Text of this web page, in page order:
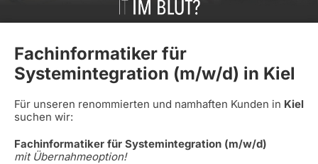
Fachinformatiker für
Systemintegration (m/w/d) in Kiel
Für unseren renommierten und namhaften Kunden in Kiel
suchen wir:
Fachinformatiker für Systemintegration (m/w/d)
mit Übernahmeoption!